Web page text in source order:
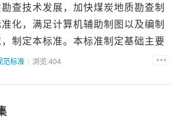
查技术发展，加快煤炭地质勘查制
化，满足计算机辅助制图以及编制
制定本标准。本标准制定基础主要
局制定的《煤田地质标准图例》
范标准 浏览:404